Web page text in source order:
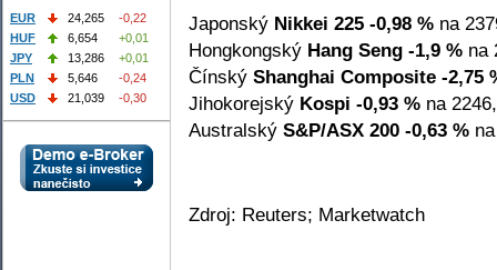
Japonský Nikkei 225 -0,98 % na
Hongkongský Hang Seng -1,9 % na
Čínský Shanghai Composite -2,75
Jihokorejský Kospi -0,93 % na
Australský S&P/ASX 200 -0,63 %
Zdroj: Reuters; Marketwatch
EUR 24,265
-0,22
HUF
6,654
+0,01
JPY
13,286
+0,01
PLN
5,646
-0,24
USD
21,039 -0,30